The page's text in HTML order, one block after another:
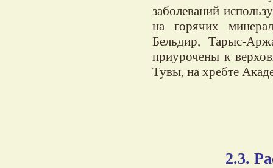
заболеваний
на горячих
Бельдир, Тарыс-
приурочены к
Тувы, на хребте
2.3.